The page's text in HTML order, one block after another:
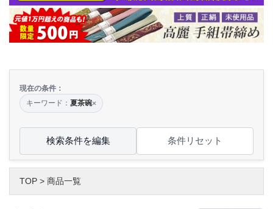
現在の条件：
キーワード： 夏茶碗×
検索条件を編集 条件リセット
TOP > 商品一覧